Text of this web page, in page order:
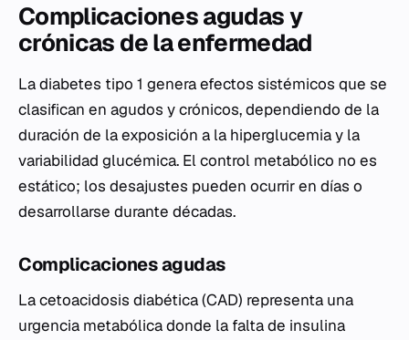
Complicaciones agudas y
crónicas de la enfermedad
La diabetes tipo 1 genera efectos sistémicos que se
clasifican en agudos y crónicos, dependiendo de la
duración de la exposición a la hiperglucemia y la
variabilidad glucémica. El control metabólico no es
estático; los desajustes pueden ocurrir en días o
desarrollarse durante décadas.
Complicaciones agudas
La cetoacidosis diabética (CAD) representa una
urgencia metabólica donde la falta de insulina